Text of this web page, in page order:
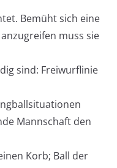
Bemüht sich eine
muss sie
sind: Freiwurflinie
Mannschaft den
Korb; Ball der